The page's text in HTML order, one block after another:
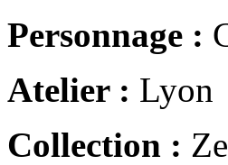
Personnage :
Atelier : Lyon
Collection :